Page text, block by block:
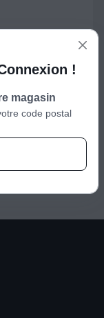
!
magasin
code postal